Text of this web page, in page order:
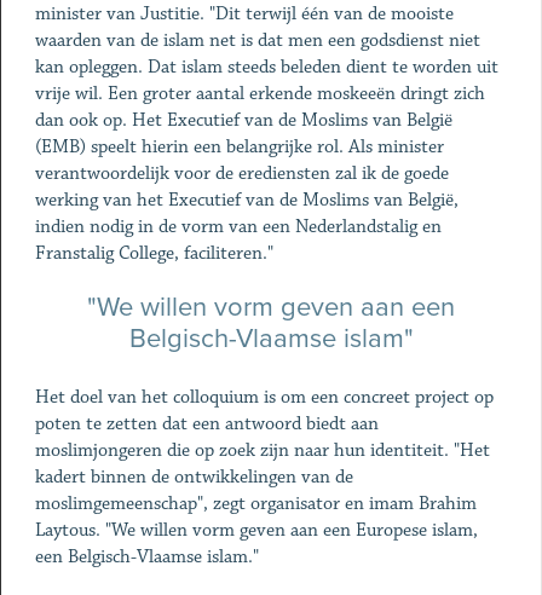
minister van Justitie. "Dit terwijl één van de mooiste
waarden van de islam net is dat men een godsdienst niet
kan opleggen. Dat islam steeds beleden dient te worden uit
vrije wil. Een groter aantal erkende moskeeën dringt zich
dan ook op. Het Executief van de Moslims van België
(EMB) speelt hierin een belangrijke rol. Als minister
verantwoordelijk voor de erediensten zal ik de goede
werking van het Executief van de Moslims van België,
indien nodig in de vorm van een Nederlandstalig en
Franstalig College, faciliteren."
"We willen vorm geven aan een
Belgisch-Vlaamse islam"
Het doel van het colloquium is om een concreet project op
poten te zetten dat een antwoord biedt aan
moslimjongeren die op zoek zijn naar hun identiteit. "Het
kadert binnen de ontwikkelingen van de
moslimgemeenschap", zegt organisator en imam Brahim
Laytous. "We willen vorm geven aan een Europese islam,
een Belgisch-Vlaamse islam."